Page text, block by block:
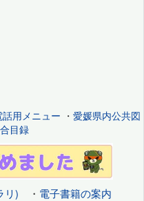
用メニュー ・ 愛媛県内公共図
目録
リ) ・ 電子書籍の案内